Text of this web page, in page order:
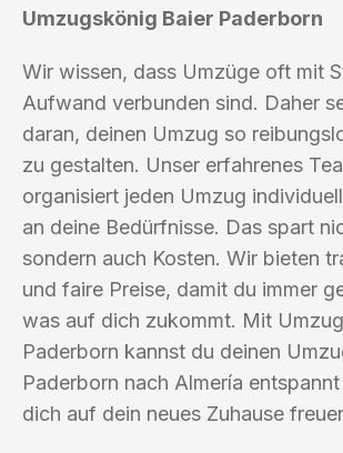
Umzugskönig Baier Paderborn
Wir wissen, dass Umzüge oft mit
Aufwand verbunden sind. Daher
daran, deinen Umzug so
zu gestalten. Unser erfahrenes
organisiert jeden Umzug
an deine Bedürfnisse. Das spart
sondern auch Kosten. Wir bieten
und faire Preise, damit du immer
was auf dich zukommt. Mit
Paderborn kannst du deinen
Paderborn nach Almería
dich auf dein neues Zuhause